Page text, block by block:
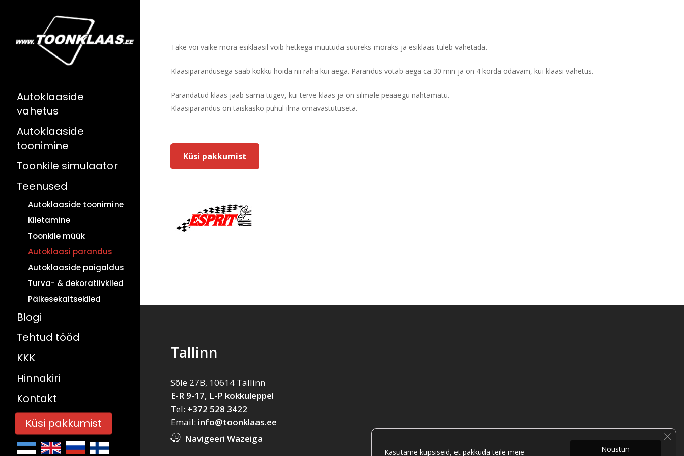
content
Autoklaaside
vahetus
Autoklaaside
toonimine
Toonkile simulaator
Teenused
Autoklaaside toonimine
Kiletamine
Toonkile müük
Autoklaasi parandus
Autoklaaside paigaldus
Turva- & dekoratiivkiled
Päikesekaitsekiled
Blogi
Tehtud tööd
KKK
Hinnakiri
Kontakt
Küsi pakkumist
Täke või väike mõra esiklaasil võib hetkega muutuda suureks mõraks ja esiklaas tuleb vahetada.
Klaasiparandusega saab kokku hoida nii raha kui aega. Parandus võtab aega ca 30 min ja on 4 korda odavam, kui klaasi vahetus.
Parandatud klaas jääb sama tugev, kui terve klaas ja on silmale peaaegu nähtamatu.
Klaasiparandus on täiskasko puhul ilma omavastutuseta.
Küsi pakkumist
Tallinn
Sõle 27B, 10614 Tallinn
E-R 9-17, L-P kokkuleppel
Tel: +372 528 3422
Email: info@toonklaas.ee
Navigeeri Wazeiga
Kasutame küpsiseid, et pakkuda teile meie Nõustun